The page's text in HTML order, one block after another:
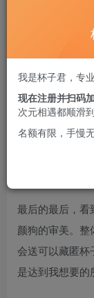
高考结束了，
蔽性或者藏匿
大学宿舍使用
一圈我发现我就
不上，像对子哈
最后的最后，看
颜狗的审美。
会送可以藏匿杯
是达到我想要的
我是杯子君，专
现在注册并扫码
次元相遇都顺滑
名额有限，手慢